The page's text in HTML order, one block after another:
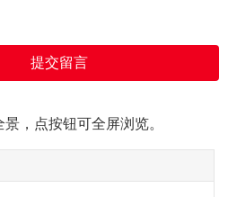
提交留言
景，点按钮可全屏浏览。